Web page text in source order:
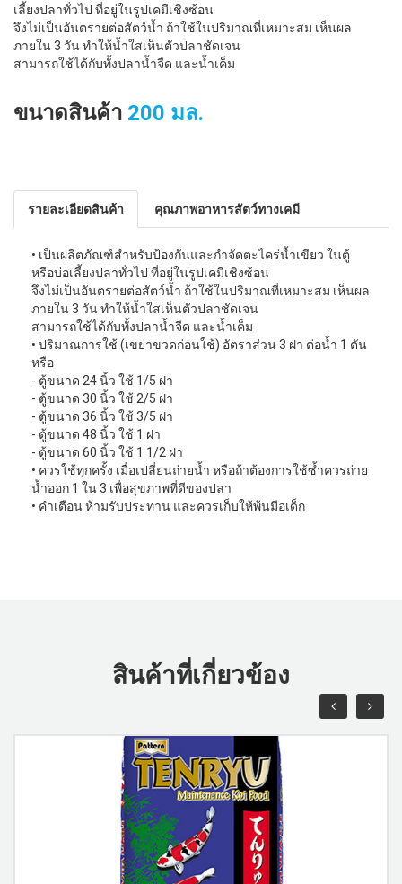
เลี้ยงปลาทั่วไป ที่อยู่ในรูปเคมีเชิงซ้อน
จึงไม่เป็นอันตรายต่อสัตว์น้ำ ถ้าใช้ในปริมาณที่เหมาะสม เห็นผล
ภายใน 3 วัน ทำให้น้ำใสเห็นตัวปลาชัดเจน
สามารถใช้ได้กับทั้งปลาน้ำจืด และน้ำเค็ม
ขนาดสินค้า 200 มล.
รายละเอียดสินค้า คุณภาพอาหารสัตว์ทางเคมี
• เป็นผลิตภัณฑ์สำหรับป้องกันและกำจัดตะไคร่น้ำเขียว ในตู้
หรือบ่อเลี้ยงปลาทั่วไป ที่อยู่ในรูปเคมีเชิงซ้อน
จึงไม่เป็นอันตรายต่อสัตว์น้ำ ถ้าใช้ในปริมาณที่เหมาะสม เห็นผล
ภายใน 3 วัน ทำให้น้ำใสเห็นตัวปลาชัดเจน
สามารถใช้ได้กับทั้งปลาน้ำจืด และน้ำเค็ม
• ปริมาณการใช้ (เขย่าขวดก่อนใช้) อัตราส่วน 3 ฝา ต่อนํ้า 1 ตัน
หรือ
- ตู้ขนาด 24 นิ้ว ใช้ 1/5 ฝา
- ตู้ขนาด 30 นิ้ว ใช้ 2/5 ฝา
- ตู้ขนาด 36 นิ้ว ใช้ 3/5 ฝา
- ตู้ขนาด 48 นิ้ว ใช้ 1 ฝา
- ตู้ขนาด 60 นิ้ว ใช้ 1 1/2 ฝา
• ควรใช้ทุกครั้ง เมื่อเปลี่ยนถ่ายน้ำ หรือถ้าต้องการใช้ซ้ำควรถ่าย
น้ำออก 1 ใน 3 เพื่อสุขภาพที่ดีของปลา
• คำเตือน ห้ามรับประทาน และควรเก็บให้พ้นมือเด็ก
สินค้าที่เกี่ยวข้อง